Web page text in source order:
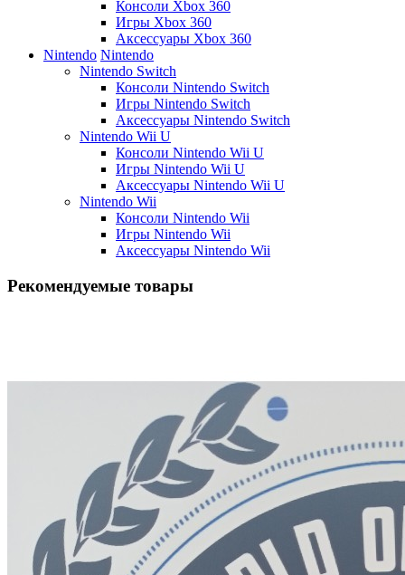
Консоли Xbox 360
Игры Xbox 360
Аксессуары Xbox 360
Nintendo Nintendo
Nintendo Switch
Консоли Nintendo Switch
Игры Nintendo Switch
Аксессуары Nintendo Switch
Nintendo Wii U
Консоли Nintendo Wii U
Игры Nintendo Wii U
Аксессуары Nintendo Wii U
Nintendo Wii
Консоли Nintendo Wii
Игры Nintendo Wii
Аксессуары Nintendo Wii
Рекомендуемые товары